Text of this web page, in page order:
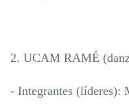
2. UCAM RAMÉ
- Integrantes (líderes):